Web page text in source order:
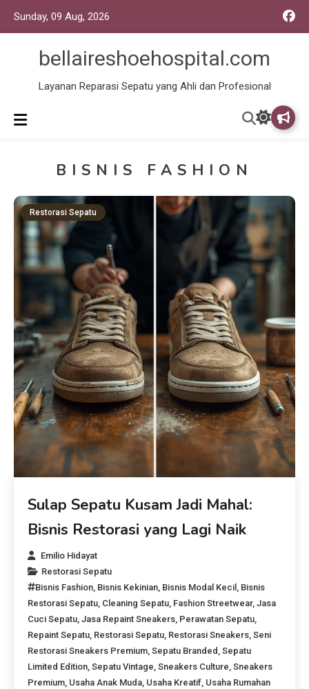
Sunday, 09 Aug, 2026
bellaireshoehospital.com
Layanan Reparasi Sepatu yang Ahli dan Profesional
BISNIS FASHION
Restorasi Sepatu
Sulap Sepatu Kusam Jadi Mahal:
Bisnis Restorasi yang Lagi Naik
Emilio Hidayat
Restorasi Sepatu
Bisnis Fashion, Bisnis Kekinian, Bisnis Modal Kecil , Bisnis
Restorasi Sepatu, Cleaning Sepatu, Fashion Streetwear,Jasa
Cuci Sepatu,Jasa Repaint Sneakers, Perawatan Sepatu,
Repaint Sepatu, Restorasi Sepatu, Restorasi Sneakers,Seni
Restorasi Sneakers Premium,Sepatu Branded ,Sepatu
Limited Edition,Sepatu Vintage,Sneakers Culture,Sneakers
Premium, Usaha Anak Muda, Usaha Kreatif, Usaha Rumahan